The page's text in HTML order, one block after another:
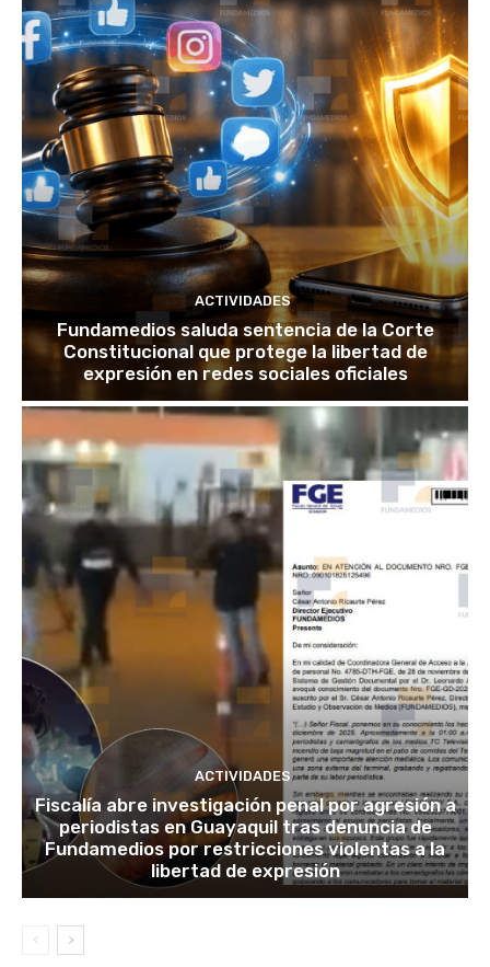
ACTIVIDADES
Fundamedios saluda sentencia de la Corte
Constitucional que protege la libertad de
expresión en redes sociales oficiales
ACTIVIDADES
Fiscalía abre investigación penal por agresión a
periodistas en Guayaquil tras denuncia de
Fundamedios por restricciones violentas a la
libertad de expresión